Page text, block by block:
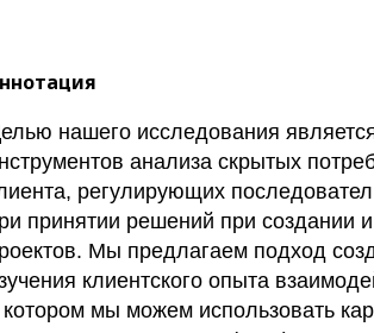
нашего исследования
анализа скрытых
регулирующих
принятии решений при создании
Мы предлагаем подход
клиентского опыта
котором мы можем использовать